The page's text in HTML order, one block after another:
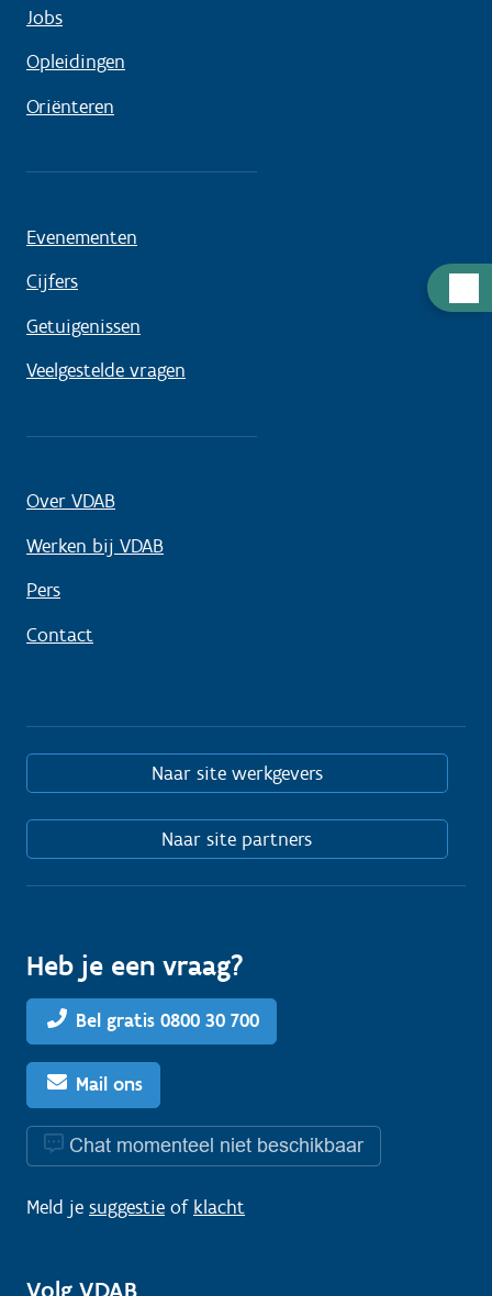
Jobs
Opleidingen
Oriënteren
Evenementen
Cijfers
Getuigenissen
Veelgestelde vragen
Over VDAB
Werken bij VDAB
Pers
Contact
Naar site werkgevers
Naar site partners
Heb je een vraag?
Bel gratis 0800 30 700
Mail ons
Chat momenteel niet beschikbaar
Meld je suggestie of klacht
Volg VDAB